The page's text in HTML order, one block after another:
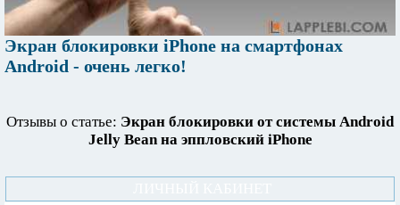
Экран блокировки iPhone на смартфонах
Android - очень легко!
Отзывы о статье: Экран блокировки от системы Android
Jelly Bean на эппловский iPhone